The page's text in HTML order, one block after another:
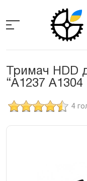
the
Тримач HDD
“A1237 A1304
4